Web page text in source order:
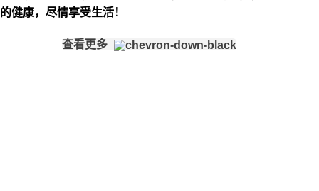
的健康，尽情享受生活！
查看更多